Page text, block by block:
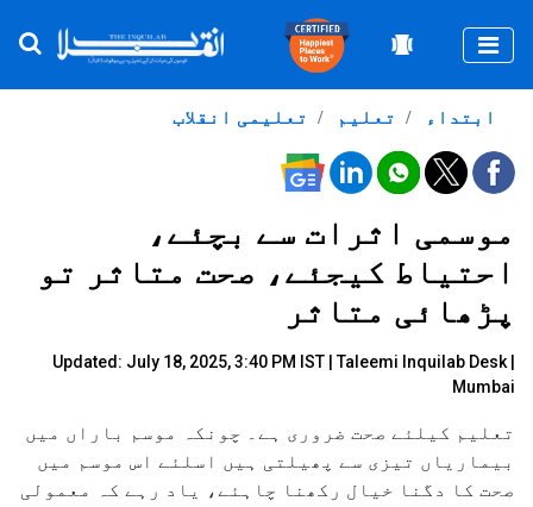
تعلیمی انقلاب تعلیم ابتداء
موسمی اثرات سے بچئے،
احتیاط کیجئے، صحت متاثر تو
پڑھائی متاثر
Updated: July 18, 2025, 3:40 PM IST |Taleemi Inquilab Desk
Mumbai
تعلیم کیلئے صحت ضروری ہے۔ چونکہ موسم باراں میں
بیماریاں تیزی سے پھیلتی ہیں اسلئے اس موسم میں
صحت کا دگنا خیال رکھنا چاہئے، یاد رہے کہ معمولی